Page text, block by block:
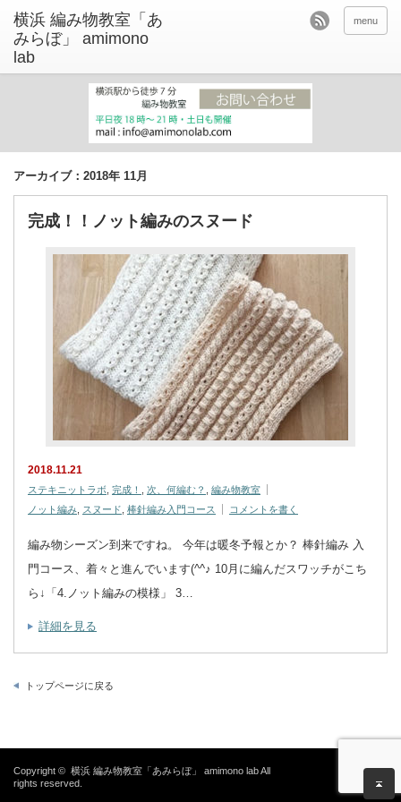
menu
アーカイブ：2018年 11月
完成！！ノット編みのスヌード
2018.11.21
ステキニットラボ, 完成！ , 次、何編む？ , 編み物教室
ノット編み, スヌード, 棒針編み入門コース コメントを書く
編み物シーズン到来ですね。 今年は暖冬予報とか？ 棒針編み 入
門コース、着々と進んでいます(^^♪ 10月に編んだスワッチがこち
ら↓「4.ノット編みの模様」 3…
詳細を見る
トップページに戻る
Copyright © 横浜 編み物教室「あみらぼ」 amimono labAll
rights reserved.